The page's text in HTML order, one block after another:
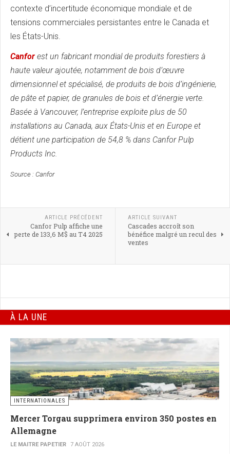
contexte d’incertitude économique mondiale et de
tensions commerciales persistantes entre le Canada et
les États-Unis.
Canfor est un fabricant mondial de produits forestiers à
haute valeur ajoutée, notamment de bois d’œuvre
dimensionnel et spécialisé, de produits de bois d’ingénierie,
de pâte et papier, de granules de bois et d’énergie verte.
Basée à Vancouver, l’entreprise exploite plus de 50
installations au Canada, aux États-Unis et en Europe et
détient une participation de 54,8 % dans Canfor Pulp
Products Inc.
Source : Canfor
ARTICLE PRÉCÉDENT
Canfor Pulp affiche une
perte de 133,6 M$ au T4 2025
ARTICLE SUIVANT
Cascades accroît son
bénéfice malgré un recul des
ventes
À LA UNE
INTERNATIONALES
Mercer Torgau supprimera environ 350 postes en
Allemagne
LE MAITRE PAPETIER 7 AOÛT 2026